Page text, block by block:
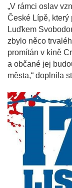
„V rámci oslav
České Lípě, který
Luďkem
zbylo něco
promítán v kině
a občané jej
města,“ doplnila